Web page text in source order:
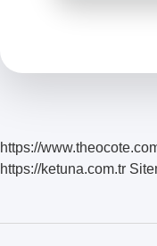
https://
https://ketuna.com.tr